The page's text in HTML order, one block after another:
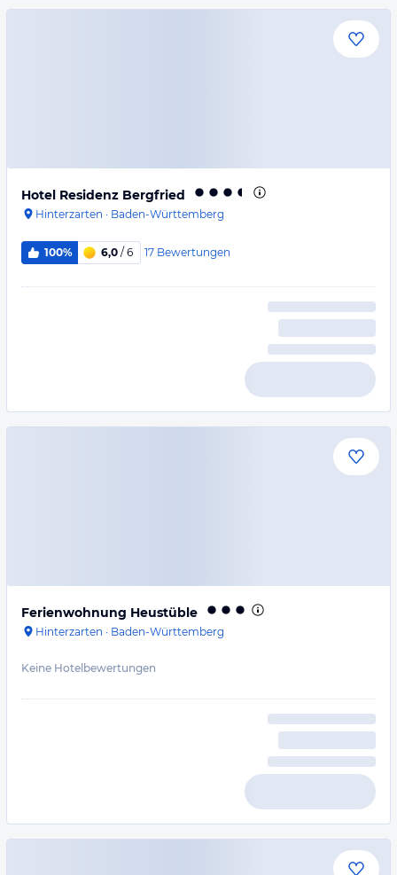
Hotel Residenz Bergfried
Hinterzarten · Baden-Württemberg
100% 6,0 / 6 17 Bewertungen
Ferienwohnung Heustüble
Hinterzarten · Baden-Württemberg
Keine Hotelbewertungen